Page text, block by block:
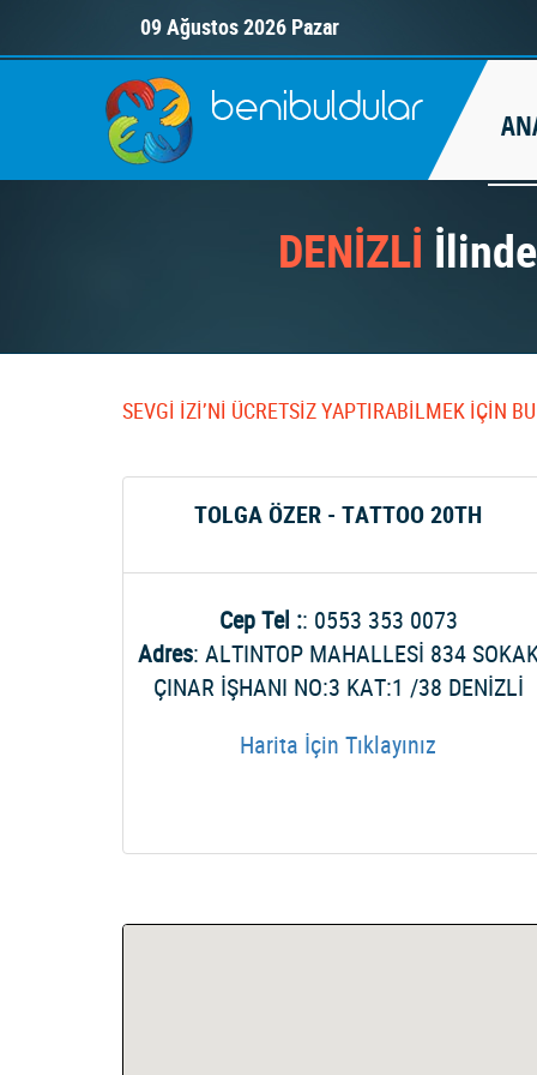
09 Ağustos 2026 Pazar
DENİZLİ
SEVGİ İZİ’Nİ ÜCRETSİZ YAPTIRABİLMEK İÇİN
TOLGA ÖZER - TATTOO 20TH
Cep Tel :: 0553 353 0073
Adres: ALTINTOP MAHALLESİ 834
ÇINAR İŞHANI NO:3 KAT:1 /38 DENİZLİ
Harita İçin Tıklayınız